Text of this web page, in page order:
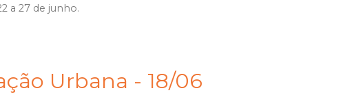
a 27 de junho.
Urbana - 18/06